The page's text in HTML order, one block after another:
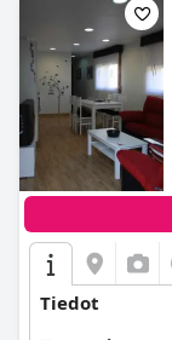
Tiedot